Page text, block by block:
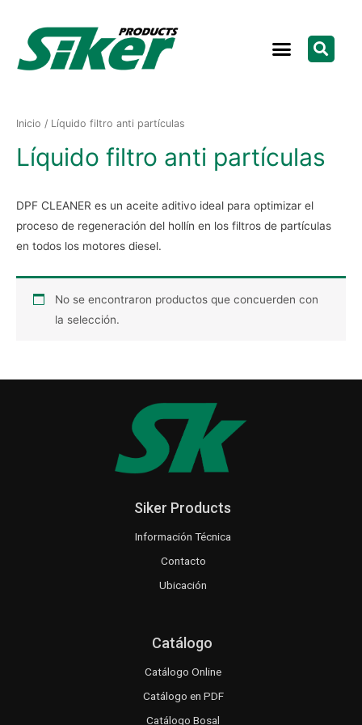
Inicio / Líquido filtro anti partículas
Líquido filtro anti partículas
DPF CLEANER es un aceite aditivo ideal para optimizar el
proceso de regeneración del hollín en los filtros de partículas
en todos los motores diesel.
No se encontraron productos que concuerden con
la selección.
Siker Products
Información Técnica
Contacto
Ubicación
Catálogo
Catálogo Online
Catálogo en PDF
Catálogo Bosal